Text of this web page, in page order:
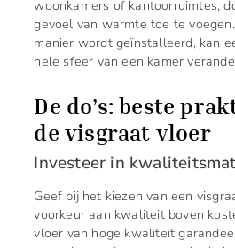
woonkamers of kantoorruimtes,
gevoel van warmte toe te
manier wordt geïnstalleerd, kan
hele sfeer van een kamer
De do’s: beste
de visgraat vloer
Investeer in
Geef bij het kiezen van een
voorkeur aan kwaliteit boven
vloer van hoge kwaliteit